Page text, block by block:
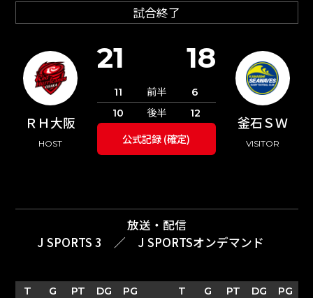
試合終了
ＲＨ大阪
HOST
釜石ＳＷ
VISITOR
21 18
11 前半
6
10
後半 12
公式記録 (確定)
放送・配信
J SPORTS 3
／ J SPORTSオンデマンド
T G PT DG PG T G PT DG
PG